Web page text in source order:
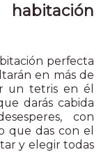
perfecta
en más de
un tetris en él
darás cabida
con
que das con el
y elegir todas